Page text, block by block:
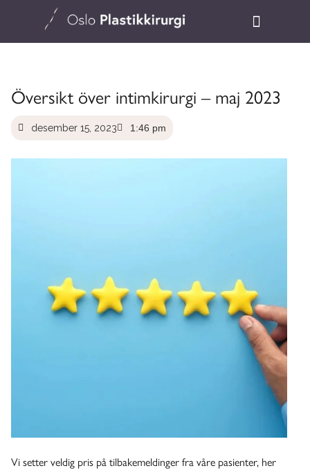
Översikt över intimkirurgi – maj 2023
desember 15, 2023 1:46 pm
Vi setter veldig pris på tilbakemeldinger fra våre pasienter, her